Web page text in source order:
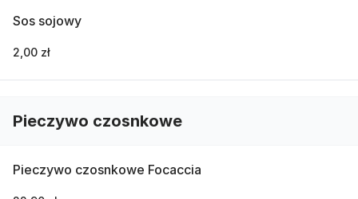
Sos sojowy
2,00 zł
Pieczywo czosnkowe
Pieczywo czosnkowe Focaccia